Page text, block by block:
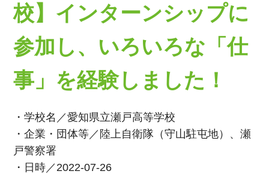
校】インターンシップに
参加し、いろいろな「仕
事」を経験しました！
・学校名／愛知県立瀬戸高等学校
・企業・団体等／陸上自衛隊（守山駐屯地）、瀬
戸警察署
・日時／2022-07-26